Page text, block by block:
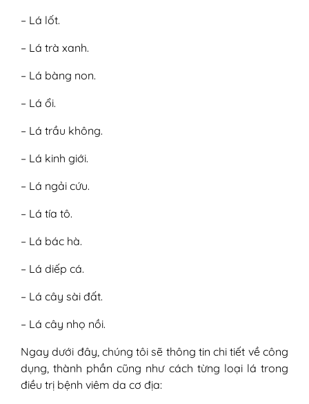
– Lá lốt.
– Lá trà xanh.
– Lá bàng non.
– Lá ổi.
– Lá trầu không.
– Lá kinh giới.
– Lá ngải cứu.
– Lá tía tô.
– Lá bác hà.
– Lá diếp cá.
– Lá cây sài đất.
– Lá cây nhọ nồi.
Ngay dưới đây, chúng tôi sẽ thông tin chi tiết về công
dụng, thành phần cũng như cách từng loại lá trong
điều trị bệnh viêm da cơ địa: